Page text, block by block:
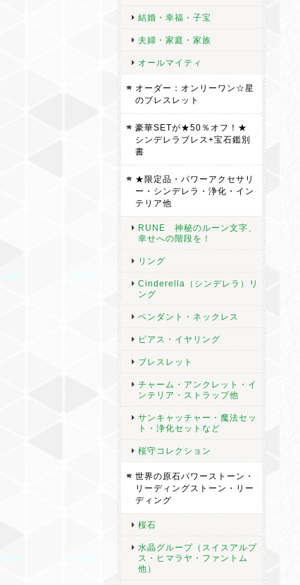
結婚・幸福・子宝
夫婦・家庭・家族
オールマイティ
オーダー：オンリーワン☆星
のブレスレット
豪華SETが★50％オフ！★
シンデレラブレス+宝石鑑別
書
★限定品・パワーアクセサリ
ー・シンデレラ・浄化・イン
テリア他
RUNE 神秘のルーン文字、
幸せへの階段を！
リング
Cinderella（シンデレラ）リ
ング
ペンダント・ネックレス
ピアス・イヤリング
ブレスレット
チャーム・アンクレット・イ
ンテリア・ストラップ他
サンキャッチャー・魔法セッ
ト・浄化セットなど
桜守コレクション
世界の原石パワーストーン・
リーディングストーン・リー
ディング
桜石
水晶グループ（スイスアルプ
ス・ヒマラヤ・ファントム
他）